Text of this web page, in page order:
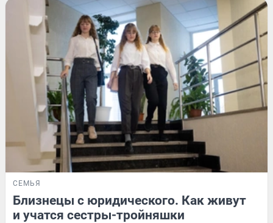
СЕМЬЯ
Близнецы с юридического. Как живут
и учатся сестры-тройняшки